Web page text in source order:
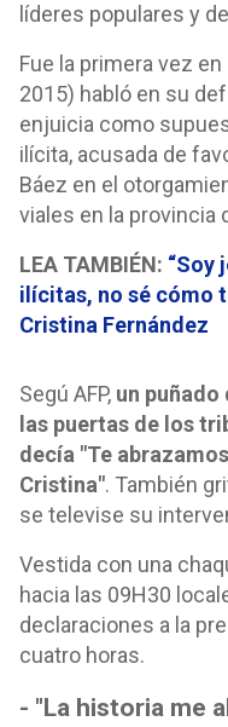
líderes populares y
Fue la primera vez
2015) habló en su
enjuicia como
ilícita, acusada de
Báez en el
viales en la provincia
LEA TAMBIÉN: “Soy
ilícitas, no sé cómo
Cristina Fernández
Segú AFP, un puñado
las puertas de los
decía "Te
Cristina". También
se televise su
Vestida con una
hacia las 09H30
declaraciones a la
cuatro horas.
- "La historia me